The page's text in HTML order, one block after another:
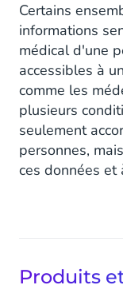
Certains
informations
médical d'une
accessibles à
comme les
plusieurs
seulement
personnes,
ces données et
Produits